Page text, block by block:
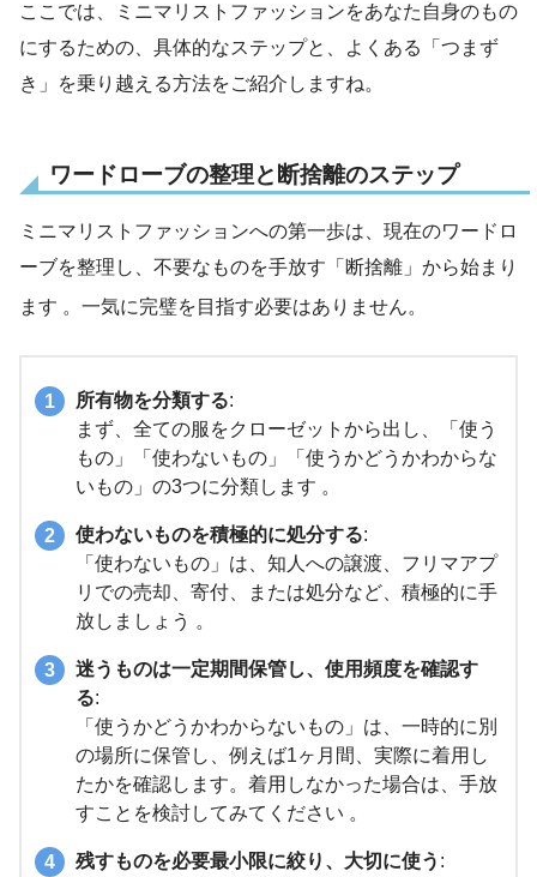
ここでは、ミニマリストファッションをあなた自身のもの
にするための、具体的なステップと、よくある「つまず
き」を乗り越える方法をご紹介しますね。
ワードローブの整理と断捨離のステップ
ミニマリストファッションへの第一歩は、現在のワードロ
ーブを整理し、不要なものを手放す「断捨離」から始まり
ます 。一気に完璧を目指す必要はありません。
所有物を分類する:
まず、全ての服をクローゼットから出し、「使う
もの」「使わないもの」「使うかどうかわからな
いもの」の3つに分類します 。
使わないものを積極的に処分する:
「使わないもの」は、知人への譲渡、フリマアプ
リでの売却、寄付、または処分など、積極的に手
放しましょう 。
迷うものは一定期間保管し、使用頻度を確認す
る:
「使うかどうかわからないもの」は、一時的に別
の場所に保管し、例えば1ヶ月間、実際に着用し
たかを確認します。着用しなかった場合は、手放
すことを検討してみてください 。
残すものを必要最小限に絞り、大切に使う :